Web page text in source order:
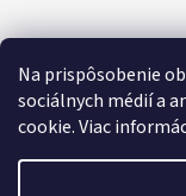
Na prispôsobenie
sociálnych médií a
cookie. Viac
Prijímame